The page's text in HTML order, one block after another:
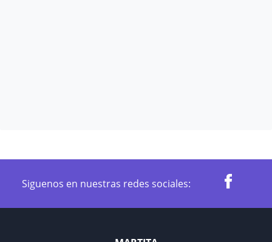
Siguenos en nuestras redes sociales: